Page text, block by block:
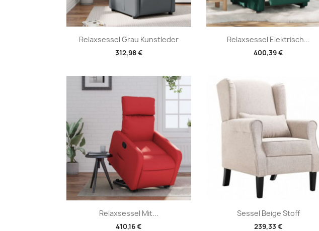
Relaxsessel Grau Kunstleder
312,98 €
Vorschau Relaxsessel Elektrisch...
400,39 €
Vorschau
Relaxsessel Mit...
410,16 €
Vorschau Sessel Beige Stoff
239,33 €
Vorschau